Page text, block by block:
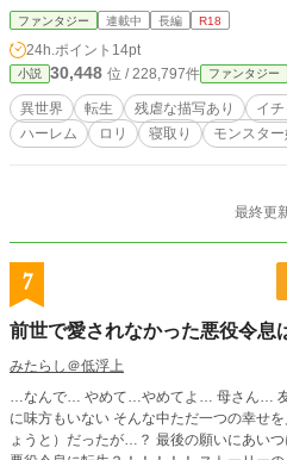
す。 初投稿です、よろしくお願いします サブタイトルに（♯）が付いて居るのは
エロシーン有りです。 【注意】 タカシがメインの話しでは特に表現がきつかっ
たり、寝取り要素が含まれる場合があるの
いかもしれません タカシは2章以降殆ど出なくなります 2021/08/27：追記 誤字
脱字、文脈の一部変更、塔5階のストーリーの
リヴァイアサン討伐で止まっていた部分の
りです。 よろしくお願いします。m(_ _)m
ファンタジー 連載中 長編 R18
24h.ポイント 14pt
小説 30,448 位 / 228,797件 ファンタジー
異世界 転生 残虐な描写あり イ
ハーレム
ロリ 寝取り モンスター
最終更
7
前世で愛されなかった悪役令息
みたらし＠低浮上
…なんで… やめて…やめてよ… 母さん… 友人に裏切られ家族には虐待され周り
に味方もいない そんな中ただ一つの幸せ
ょうと）だったが…？ 最後の願いにあいつに復讐したいと願ったら、 BL小説の